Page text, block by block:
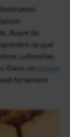
Avant de
ce que
culturelles,
Dans un
voyage
fortement